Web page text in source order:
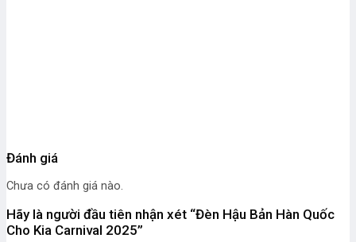
Đánh giá
Chưa có đánh giá nào.
Hãy là người đầu tiên nhận xét “Đèn Hậu Bản Hàn Quốc
Cho Kia Carnival 2025”